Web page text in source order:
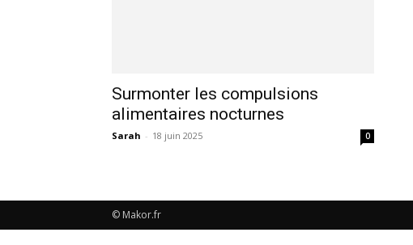
Surmonter les compulsions
alimentaires nocturnes
Sarah - 18 juin 2025 0
© Makor.fr